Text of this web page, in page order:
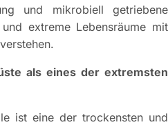
und mikrobiell getriebene
extreme Lebensräume mit
als eines der extremsten
ist eine der trockensten und